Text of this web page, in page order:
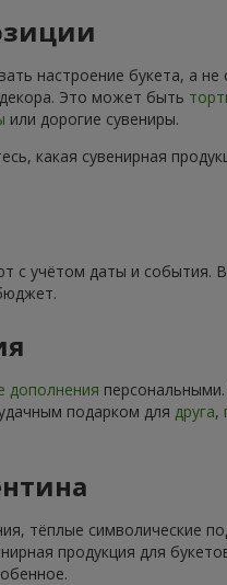
настроение букета, а не
Это может быть
или дорогие сувениры.
какая сувенирная
с учётом даты и события.
дополнения
подарком для друга,
тёплые символические
продукция для